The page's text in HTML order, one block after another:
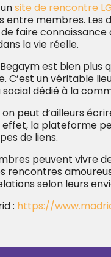
site de rencontre
entre membres. Les
faire connaissance
la vie réelle.
est bien plus
C’est un véritable
dédié à la
on peut d’ailleurs
effet, la plateforme
de liens.
peuvent vivre
rencontres
selon leurs
: https://